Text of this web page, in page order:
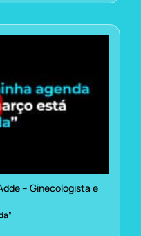
– Ginecologista e